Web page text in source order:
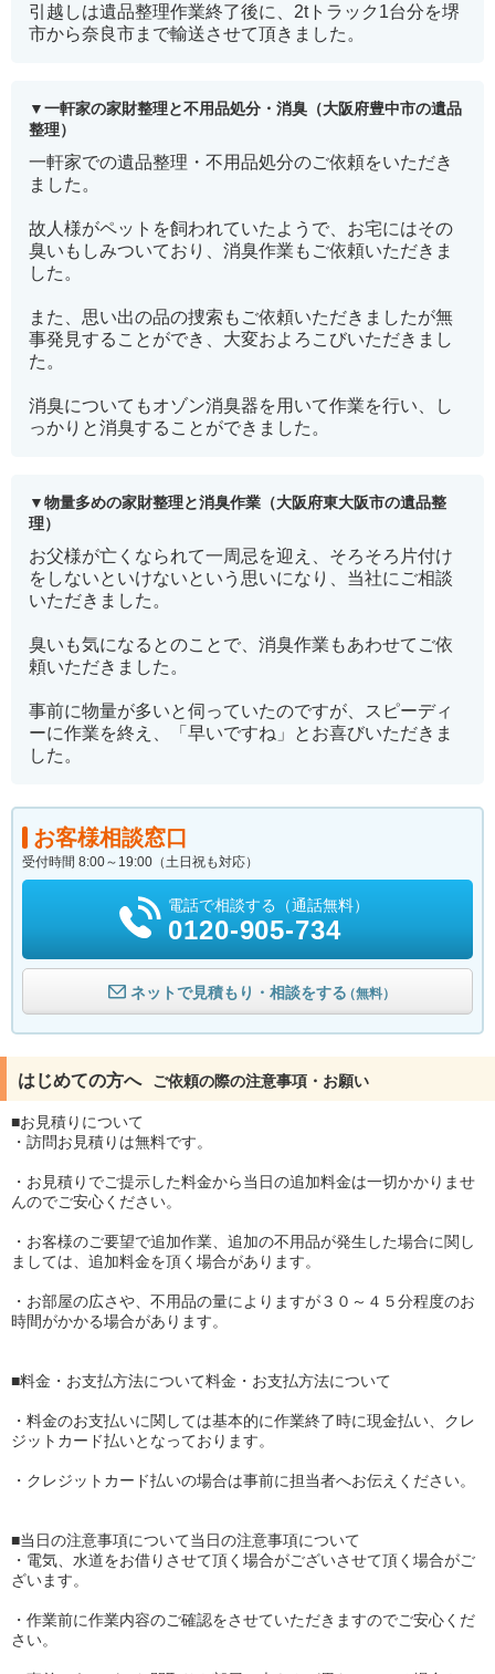
引越しは遺品整理作業終了後に、2tトラック1台分を堺
市から奈良市まで輸送させて頂きました。
一軒家の家財整理と不用品処分・消臭（大阪府豊中市の遺品
整理）
一軒家での遺品整理・不用品処分のご依頼をいただき
ました。
故人様がペットを飼われていたようで、お宅にはその
臭いもしみついており、消臭作業もご依頼いただきま
した。
また、思い出の品の捜索もご依頼いただきましたが無
事発見することができ、大変およろこびいただきまし
た。
消臭についてもオゾン消臭器を用いて作業を行い、し
っかりと消臭することができました。
物量多めの家財整理と消臭作業（大阪府東大阪市の遺品整
理）
お父様が亡くなられて一周忌を迎え、そろそろ片付け
をしないといけないという思いになり、当社にご相談
いただきました。
臭いも気になるとのことで、消臭作業もあわせてご依
頼いただきました。
事前に物量が多いと伺っていたのですが、スピーディ
ーに作業を終え、「早いですね」とお喜びいただきま
した。
お客様相談窓口
受付時間 8:00～19:00（土日祝も対応）
電話で相談する（通話無料）
0120-905-734
ネットで見積もり・相談をする（無料）
はじめての方へ ご依頼の際の注意事項・お願い
■お見積りについて
・訪問お見積りは無料です。
・お見積りでご提示した料金から当日の追加料金は一切かかりませ
んのでご安心ください。
・お客様のご要望で追加作業、追加の不用品が発生した場合に関し
ましては、追加料金を頂く場合があります。
・お部屋の広さや、不用品の量によりますが３０～４５分程度のお
時間がかかる場合があります。
■料金・お支払方法について料金・お支払方法について
・料金のお支払いに関しては基本的に作業終了時に現金払い、クレ
ジットカード払いとなっております。
・クレジットカード払いの場合は事前に担当者へお伝えください。
■当日の注意事項について当日の注意事項について
・電気、水道をお借りさせて頂く場合がございさせて頂く場合がご
ざいます。
・作業前に作業内容のご確認をさせていただきますのでご安心くだ
さい。